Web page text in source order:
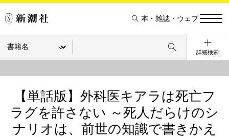
本・雑誌・ウェブ
詳細検索
【単話版】外科医キアラは死亡フ
ラグを許さない ～死人だらけのシ
ナリオは、前世の知識で書きかえ